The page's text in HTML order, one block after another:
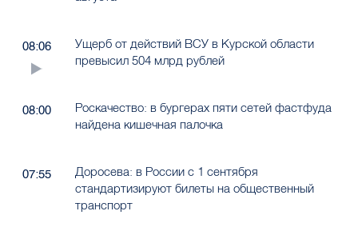
08:06
Ущерб от действий ВСУ в Курской области
превысил 504 млрд рублей
08:00
Роскачество: в бургерах пяти сетей фастфуда
найдена кишечная палочка
07:55
Доросева: в России с 1 сентября
стандартизируют билеты на общественный
транспорт